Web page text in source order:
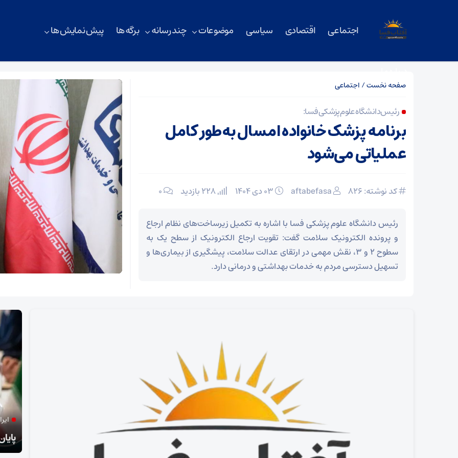
اجتماعی اقتصادی سیاسی موضوعات چند رسانه برگه ها پیش نمایش ها
صفحه نخست/ اجتماعی
رئیس دانشگاه علوم پزشکی فسا:
برنامه پزشک خانواده امسال به‌طور کامل
عملیاتی می‌شود
کد نوشته: 826 aftabefasa ۰
رئیس دانشگاه علوم پزشکی فسا با اشاره به تکمیل زیرساخت‌های نظام ارجاع
و پرونده الکترونیک سلامت گفت: تقویت ارجاع الکترونیک از سطح یک به
سطوح ۲ و ۳، نقش مهمی در ارتقای عدالت سلامت، پیشگیری از بیماری‌ها و
تسهیل دسترسی مردم به خدمات بهداشتی و درمانی دارد.
وداع آزادگان جهان با رهبر شهید
فعال و مدرس حوزه رسانه مطرح کرد:
ترور امام شهید و بازتعریف انسجام ملی ایران